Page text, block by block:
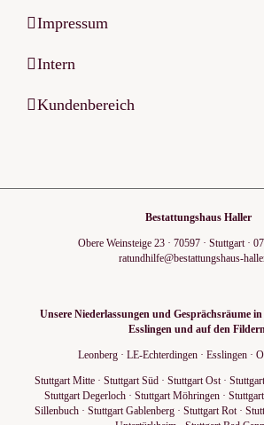
Impressum
Intern
Kundenbereich
Bestattungshaus Haller
Obere Weinsteige 23· 70597· Stuttgart·
ratundhilfe@bestattungshaus-
Unsere Niederlassungen und Gesprächsräume
Esslingen und auf den Fildern
Leonberg · LE-Echterdingen · Esslingen ·
Stuttgart Mitte· Stuttgart Süd· Stuttgart Ost·
Stuttgart Degerloch· Stuttgart Möhringen·
Sillenbuch· Stuttgart Gablenberg· Stuttgart Rot·